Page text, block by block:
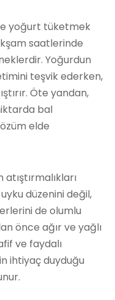
yoğurt tüketmek
saatlerinde
Yoğurdun
teşvik ederken,
Öte yandan,
bal
elde
düzenini değil,
de olumlu
önce ağır ve yağlı
ve faydalı
ihtiyaç duyduğu